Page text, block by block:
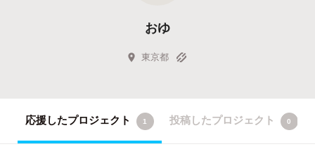
おゆ
東京都
応援したプロジェクト 1 投稿したプロジェクト 0